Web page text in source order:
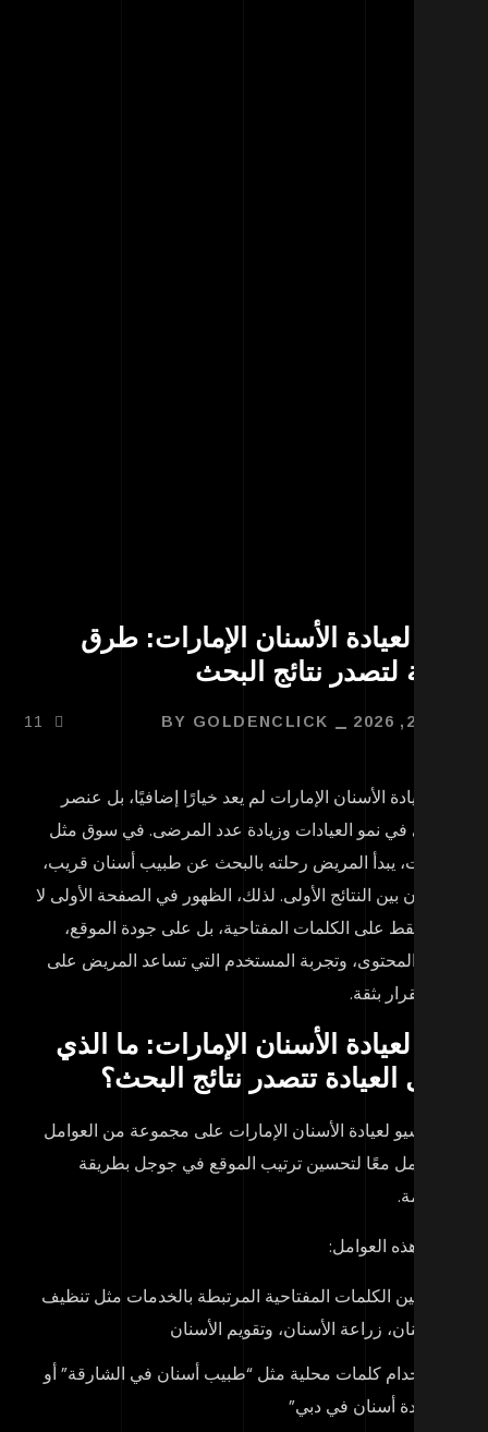
لعيادة الأسنان الإمارات: طرق
لتصدر نتائج البحث
BYGOLDENCLICK
11
لعيادة الأسنان الإماراتلم يعد خيارًا إضافيًا، بل عنصر
في نمو العيادات وزيادة عدد المرضى. في سوق مثل
يبدأ المريض رحلته بالبحث عن طبيب أسنان قريب،
يقارن بين النتائج الأولى. لذلك، الظهور في الصفحة الأولى لا
فقط على الكلمات المفتاحية، بل على جودة الموقع،
المحتوى، وتجربة المستخدم التي تساعد المريض على
القرار بثقة.
لعيادة الأسنان الإمارات : ما الذي
العيادة تتصدر نتائج البحث؟
سيو لعيادة الأسنان الإماراتعلى مجموعة من العوامل
تعمل معًا لتحسين ترتيب الموقع في جوجل بطريقة
هذه العوامل:
تحسين الكلمات المفتاحية المرتبطة بالخدمات مثل تنظيف
الأسنان، زراعة الأسنان، وتقويم الأسنان
استخدام كلمات محلية مثل “طبيب أسنان في الشارقة” أو
“عيادة أسنان في دبي”